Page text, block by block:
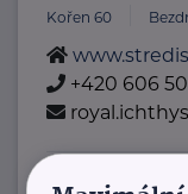
Kořen 60
+420 606